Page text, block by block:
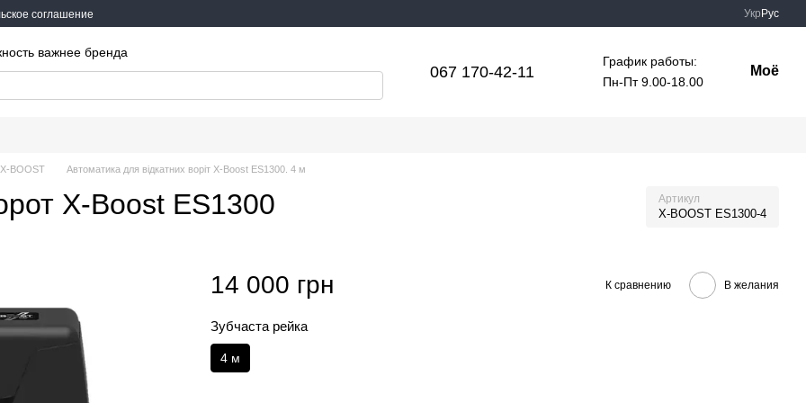
соглашение Укр Рус
важнее бренда
067 170-42-11
График работы:
Пн-Пт 9.00-18.00
Моё
BOOST Автоматика для відкатних воріт X-Boost ES1300. 4 м
X-Boost ES1300 Артикул
X-BOOST ES1300-4
14 000 грн К сравнению В желания
Зубчаста рейка
4 м